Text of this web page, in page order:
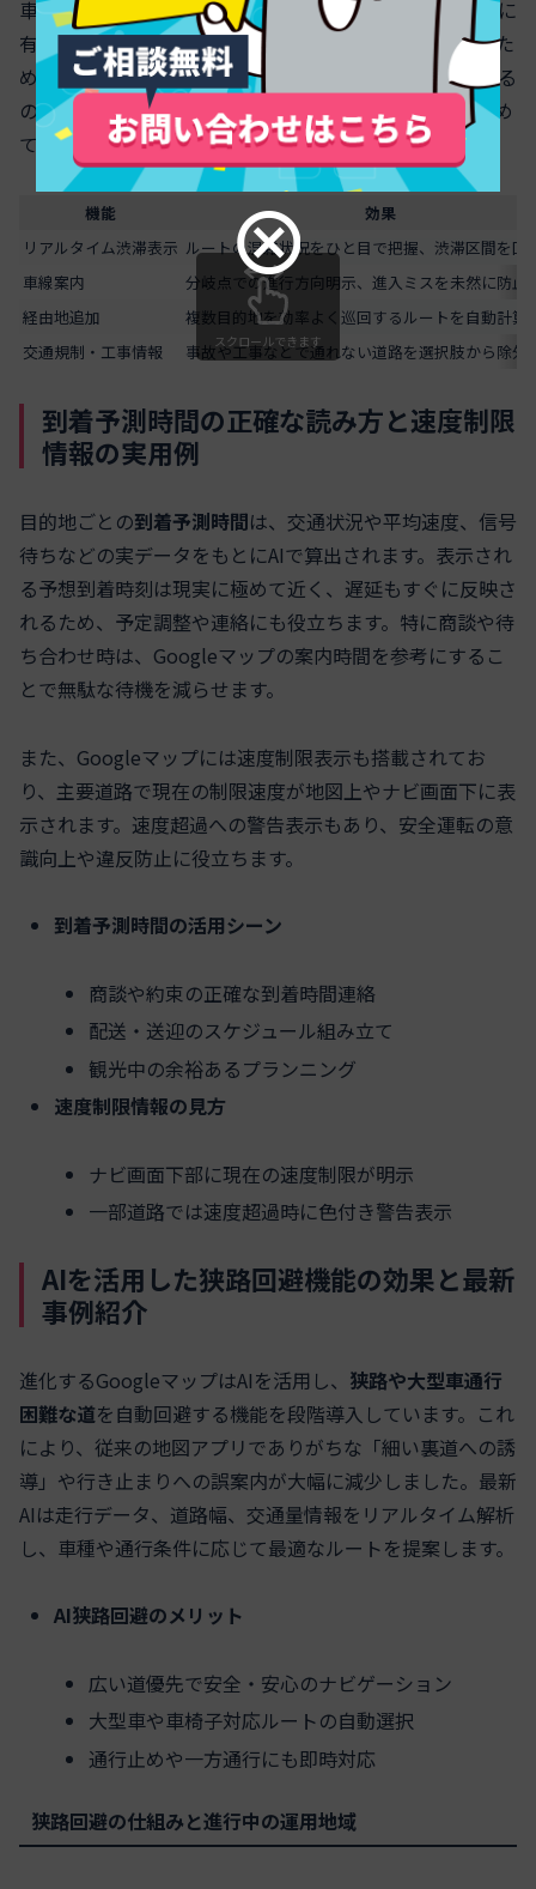
車線表示機能は、高速道路や都市部の複雑な分岐で非常に
有効です。ナビ画面に進行方向ごとの車線が表示されるた
め、間違えやすい分岐ポイントでも落ち着いて進行できる
のがメリットです。下記テーブルは主な便利機能をまとめ
ています。
機能
効果
リアルタイム渋滞表示 ルートの混雑状況をひと目で把握、渋滞区間を回
車線案内
分岐点での進行方向明示、進入ミスを未然に防止
経由地追加
複数目的地を効率よく巡回するルートを自動計算
交通規制・工事情報
事故や工事などで通れない道路を選択肢から除外
スクロールできます
到着予測時間の正確な読み方と速度制限
情報の実用例
目的地ごとの到着予測時間は、交通状況や平均速度、信号
待ちなどの実データをもとにAIで算出されます。表示され
る予想到着時刻は現実に極めて近く、遅延もすぐに反映さ
れるため、予定調整や連絡にも役立ちます。特に商談や待
ち合わせ時は、Googleマップの案内時間を参考にするこ
とで無駄な待機を減らせます。
また、Googleマップには速度制限表示も搭載されてお
り、主要道路で現在の制限速度が地図上やナビ画面下に表
示されます。速度超過への警告表示もあり、安全運転の意
識向上や違反防止に役立ちます。
到着予測時間の活用シーン
商談や約束の正確な到着時間連絡
配送・送迎のスケジュール組み立て
観光中の余裕あるプランニング
速度制限情報の見方
ナビ画面下部に現在の速度制限が明示
一部道路では速度超過時に色付き警告表示
AIを活用した狭路回避機能の効果と最新
事例紹介
進化するGoogleマップはAIを活用し、 狭路や大型車通行
困難な道を自動回避する機能を段階導入しています。これ
により、従来の地図アプリでありがちな「細い裏道への誘
導」や行き止まりへの誤案内が大幅に減少しました。最新
AIは走行データ、道路幅、交通量情報をリアルタイム解析
し、車種や通行条件に応じて最適なルートを提案します。
AI狭路回避のメリット
広い道優先で安全・安心のナビゲーション
大型車や車椅子対応ルートの自動選択
通行止めや一方通行にも即時対応
狭路回避の仕組みと進行中の運用地域